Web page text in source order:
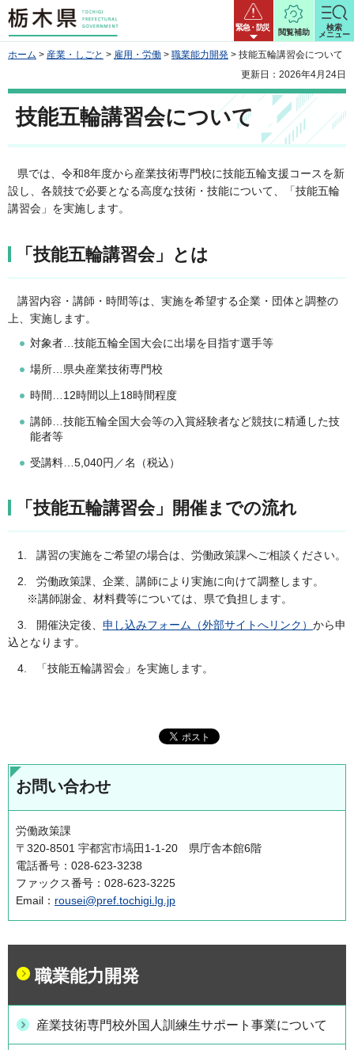
栃木県 緊急・防災
閲覧補助
検索
メニュー
ホーム > 産業・しごと > 雇用・労働 > 職業能力開発 > 技能五輪講習会について
更新日：2026年4月24日
技能五輪講習会について
県では、令和8年度から産業技術専門校に技能五輪支援コースを新
設し、各競技で必要となる高度な技術・技能について、「技能五輪
講習会」を実施します。
「技能五輪講習会」とは
講習内容・講師・時間等は、実施を希望する企業・団体と調整の
上、実施します。
対象者…技能五輪全国大会に出場を目指す選手等
場所…県央産業技術専門校
時間…12時間以上18時間程度
講師…技能五輪全国大会等の入賞経験者など競技に精通した技
能者等
受講料…5,040円／名（税込）
「技能五輪講習会」開催までの流れ
1. 講習の実施をご希望の場合は、労働政策課へご相談ください。
2. 労働政策課、企業、講師により実施に向けて調整します。
※講師謝金、材料費等については、県で負担します。
3. 開催決定後、 申し込みフォーム（外部サイトへリンク） から申
込となります。
4. 「技能五輪講習会」を実施します。
お問い合わせ
労働政策課
〒320-8501 宇都宮市塙田1-1-20 県庁舎本館6階
電話番号：028-623-3238
ファックス番号：028-623-3225
Email： rousei@pref.tochigi.lg.jp
職業能力開発
産業技術専門校外国人訓練生サポート事業について